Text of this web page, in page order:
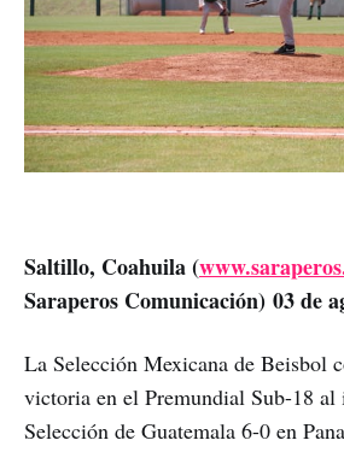
Saltillo, Coahuila (
Saraperos Comunicación) 03 de
La Selección Mexicana de Beisbol
victoria en el Premundial Sub-18 al
Selección de Guatemala 6-0 en